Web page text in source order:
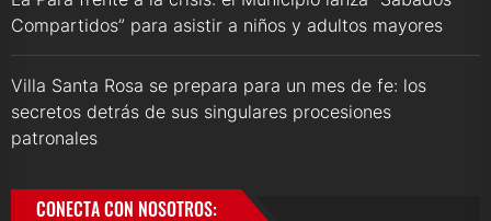
Compartidos” para asistir a niños y adultos mayores
Villa Santa Rosa se prepara para un mes de fe: los
secretos detrás de sus singulares procesiones
patronales
CONECTA CON NOSOTROS: